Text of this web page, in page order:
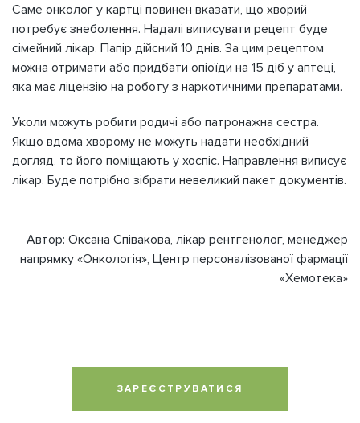
Саме онколог у картці повинен вказати, що хворий
потребує знеболення. Надалі виписувати рецепт буде
сімейний лікар. Папір дійсний 10 днів. За цим рецептом
можна отримати або придбати опіоїди на 15 діб у аптеці,
яка має ліцензію на роботу з наркотичними препаратами.
Уколи можуть робити родичі або патронажна сестра.
Якщо вдома хворому не можуть надати необхідний
догляд, то його поміщають у хоспіс. Направлення виписує
лікар. Буде потрібно зібрати невеликий пакет документів.
Автор: Оксана Співакова, лікар рентгенолог, менеджер
напрямку «Онкологія», Центр персоналізованої фармації
«Хемотека»
ЗАРЕЄСТРУВАТИСЯ